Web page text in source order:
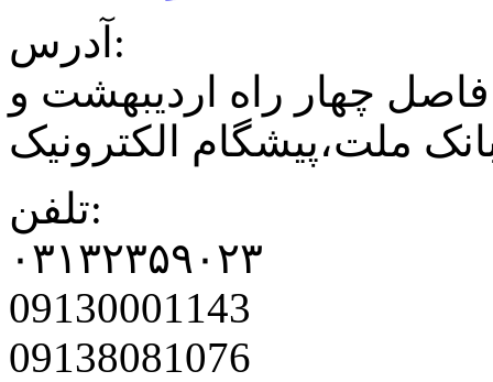
آدرس:
چهار راه اردیبهشت و
ملت،پیشگام الکترونیک
تلفن:
۰۳۱۳۲۳۵۹۰۲۳
09130001143
09138081076